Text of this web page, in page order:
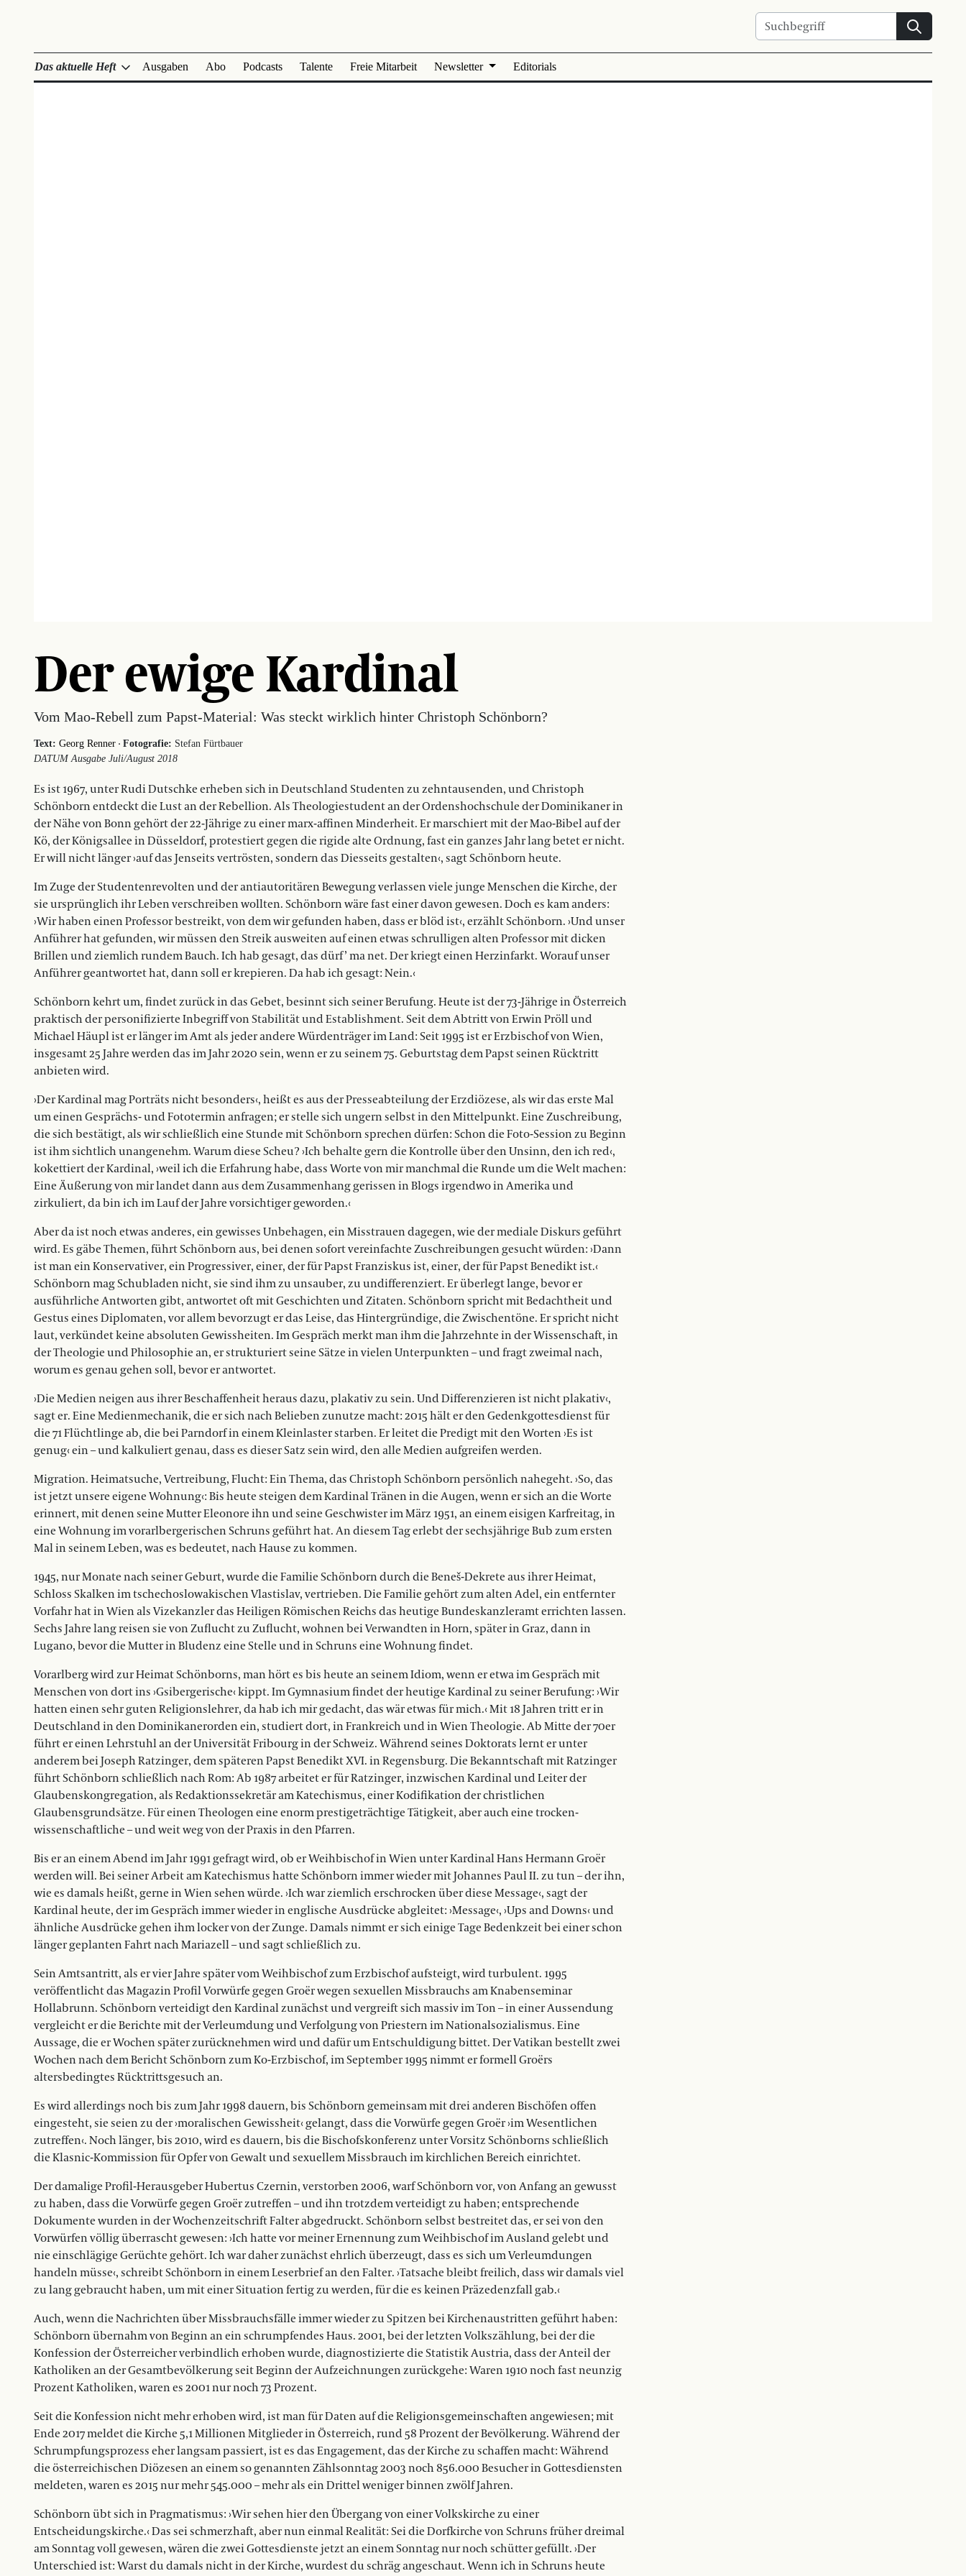
Suchen
Das aktuelle Heft Ausgaben Abo Podcasts Talente Freie Mitarbeit Newsletter Editorials
Der ewige Kardinal
Vom Mao-Rebell zum Papst-Material: Was steckt wirklich hinter Christoph Schönborn?
Text: Georg Renner · Fotografie: Stefan Fürtbauer
DATUM Ausgabe Juli/August 2018
Es ist 1967, unter Rudi Dutschke erheben sich in Deutschland Studenten zu zehntausenden, und Christoph
Schönborn entdeckt die Lust an der Rebellion. Als Theologiestudent an der Ordenshochschule der Dominikaner in
der Nähe von Bonn gehört der 22-Jährige zu einer marx-affinen Minderheit. Er marschiert mit der Mao-Bibel auf der
Kö, der Königsallee in Düsseldorf, protestiert gegen die rigide alte Ordnung, fast ein ganzes Jahr lang betet er nicht.
Er will nicht länger ›auf das Jenseits vertrösten, sondern das Diesseits gestalten‹, sagt Schönborn heute.
Im Zuge der Studentenrevolten und der antiautoritären Bewegung verlassen viele junge Menschen die Kirche, der
sie ursprünglich ihr Leben verschreiben wollten. Schönborn wäre fast einer davon gewesen. Doch es kam anders:
›Wir haben einen Professor bestreikt, von dem wir gefunden haben, dass er blöd ist‹, erzählt Schönborn. ›Und unser
Anführer hat gefunden, wir müssen den Streik ausweiten auf einen etwas schrulligen alten Professor mit dicken
Brillen und ziemlich rundem Bauch. Ich hab gesagt, das dürf’ ma net. Der kriegt einen Herzinfarkt. Worauf unser
Anführer geantwortet hat, dann soll er krepieren. Da hab ich gesagt: Nein.‹
Schönborn kehrt um, findet zurück in das Gebet, besinnt sich seiner Berufung. Heute ist der 73-Jährige in Österreich
praktisch der personifizierte Inbegriff von Stabilität und Establishment. Seit dem Abtritt von Erwin Pröll und
Michael Häupl ist er länger im Amt als jeder andere Würdenträger im Land: Seit 1995 ist er Erzbischof von Wien,
insgesamt 25 Jahre werden das im Jahr 2020 sein, wenn er zu seinem 75. Geburtstag dem Papst seinen Rücktritt
anbieten wird.
›Der Kardinal mag Porträts nicht besonders‹, heißt es aus der Presseabteilung der Erzdiözese, als wir das erste Mal
um einen Gesprächs- und Fototermin anfragen; er stelle sich ungern selbst in den Mittelpunkt. Eine Zu­schreibung,
die sich bestätigt, als wir schließlich eine Stunde mit Schönborn sprechen dürfen: Schon die Foto-Session zu Beginn
ist ihm sichtlich unangenehm. Warum diese Scheu? ›Ich behalte gern die Kontrolle über den Unsinn, den ich red‹,
kokettiert der Kardinal, ›weil ich die Erfahrung habe, dass Worte von mir manchmal die Runde um die Welt machen:
Eine Äußerung von mir landet dann aus dem Zusammenhang gerissen in Blogs irgendwo in Amerika und
zirkuliert, da bin ich im Lauf der Jahre vorsichtiger geworden.‹
Aber da ist noch etwas anderes, ein gewisses Unbehagen, ein Misstrauen dagegen, wie der mediale Diskurs geführt
wird. Es gäbe Themen, führt Schönborn aus, bei denen sofort vereinfachte Zuschreibungen gesucht würden: ›Dann
ist man ein Konservativer, ein Progressiver, einer, der für Papst Franziskus ist, einer, der für Papst Benedikt ist.‹
Schönborn mag Schubladen nicht, sie sind ihm zu unsauber, zu undifferenziert. Er überlegt lange, bevor er
ausführliche Antworten gibt, antwortet oft mit Geschichten und Zitaten. Schönborn spricht mit Bedachtheit und
Gestus eines Diplomaten, vor allem bevorzugt er das Leise, das Hintergründige, die Zwischentöne. Er spricht nicht
laut, verkündet keine absoluten Gewissheiten. Im Gespräch merkt man ihm die Jahrzehnte in der Wissenschaft, in
der Theologie und Philosophie an, er strukturiert seine Sätze in vielen Unterpunkten – und fragt zweimal nach,
worum es genau gehen soll, bevor er antwortet.
›Die Medien neigen aus ihrer Beschaffenheit heraus dazu, plakativ zu sein. Und Differenzieren ist nicht plakativ‹,
sagt er. Eine Medienmechanik, die er sich nach Belieben zunutze macht: 2015 hält er den Gedenkgottesdienst für
die 71 Flüchtlinge ab, die bei Parndorf in einem Kleinlaster starben. Er leitet die Predigt mit den Worten ›Es ist
genug‹ ein – und kalkuliert genau, dass es dieser Satz sein wird, den alle Medien aufgreifen werden.
Migration. Heimatsuche, Vertreibung, Flucht: Ein Thema, das Christoph Schönborn persönlich nahegeht. ›So, das
ist jetzt unsere eigene Wohnung‹: Bis heute steigen dem Kardinal Tränen in die Augen, wenn er sich an die Worte
erinnert, mit denen seine Mutter Eleonore ihn und seine Geschwister im März 1951, an einem eisigen Karfreitag, in
eine Wohnung im vorarlbergerischen ­Schruns geführt hat. An diesem Tag erlebt der sechsjährige Bub zum ersten
Mal in seinem Leben, was es bedeutet, nach Hause zu kommen.
1945, nur Monate nach seiner Geburt, wurde die Familie Schönborn durch die Beneš-Dekrete aus ihrer Heimat,
Schloss Skalken im tschechoslowakischen Vlastislav, vertrieben. Die Familie gehört zum alten Adel, ein entfernter
Vorfahr hat in Wien als Vizekanzler das Heiligen Römischen Reichs das heutige Bundeskanzleramt errichten lassen.
Sechs Jahre lang reisen sie von Zuflucht zu Zuflucht, wohnen bei Verwandten in Horn, später in Graz, dann in
Lugano, bevor die Mutter in Bludenz eine Stelle und in Schruns eine Wohnung findet.
Vorarlberg wird zur Heimat Schönborns, man hört es bis heute an seinem Idiom, wenn er etwa im Gespräch mit
Menschen von dort ins ›Gsibergerische‹ kippt. Im Gymnasium findet der heutige Kardinal zu seiner Berufung: ›Wir
hatten einen sehr guten Religionslehrer, da hab ich mir gedacht, das wär etwas für mich.‹ Mit 18 Jahren tritt er in
Deutschland in den Dominikanerorden ein, studiert dort, in Frankreich und in Wien Theologie. Ab Mitte der 70er
führt er einen Lehrstuhl an der Universität Fribourg in der Schweiz. Während seines Doktorats lernt er unter
anderem bei Joseph Ratzinger, dem späteren Papst Benedikt XVI. in Regensburg. Die Bekanntschaft mit Ratzinger
führt Schönborn schließlich nach Rom: Ab 1987 arbeitet er für Ratzinger, inzwischen Kardinal und Leiter der
Glaubenskongregation, als Redaktionssekretär am Katechismus, einer Kodifikation der christlichen
Glaubensgrundsätze. Für einen Theologen eine enorm prestigeträchtige Tätigkeit, aber auch eine trocken-
wissenschaftliche – und weit weg von der Praxis in den Pfarren.
Bis er an einem Abend im Jahr 1991 gefragt wird, ob er Weihbischof in Wien unter Kardinal Hans Hermann Groër
werden will. Bei seiner Arbeit am Katechismus hatte Schön­born immer wieder mit Johannes Paul II. zu tun – der ihn,
wie es damals heißt, gerne in Wien sehen würde. ›Ich war ziemlich erschrocken über diese Message‹, sagt der
Kardinal heute, der im Gespräch immer wieder in englische Ausdrücke abgleitet: ›Message‹, ›Ups and Downs‹ und
ähnliche Ausdrücke gehen ihm locker von der Zunge. Damals nimmt er sich einige Tage Bedenkzeit bei einer schon
länger geplanten Fahrt nach Mariazell – und sagt schließlich zu.
Sein Amtsantritt, als er vier Jahre später vom Weihbischof zum Erzbischof aufsteigt, wird turbulent. 1995
veröffentlicht das Magazin Profil Vorwürfe gegen Groër wegen sexuellen Missbrauchs am Knabenseminar
Hollabrunn. Schönborn verteidigt den Kardinal zunächst und vergreift sich massiv im Ton – in einer Aussendung
vergleicht er die Berichte mit der Verleumdung und Verfolgung von Priestern im Nationalsozialismus. Eine
Aussage, die er Wochen später zurücknehmen wird und dafür um Entschuldigung bittet. Der Vatikan bestellt zwei
Wochen nach dem Bericht Schönborn zum Ko-Erzbischof, im September 1995 nimmt er formell Groërs
altersbedingtes Rücktrittsgesuch an.
Es wird allerdings noch bis zum Jahr 1998 dauern, bis Schönborn gemeinsam mit drei anderen Bischöfen offen
eingesteht, sie seien zu der ›moralischen Gewissheit‹ gelangt, dass die Vorwürfe gegen Groër ›im Wesentlichen
zutreffen‹. Noch länger, bis 2010, wird es dauern, bis die Bischofskonferenz unter Vorsitz Schönborns schließlich
die Klasnic-Kommission für Opfer von Gewalt und sexuellem Missbrauch im kirchlichen Bereich einrichtet.
Der damalige Profil-Herausgeber Hubertus Czernin, verstorben 2006, warf Schönborn vor, von Anfang an gewusst
zu haben, dass die Vorwürfe gegen Groër zutreffen – und ihn trotzdem verteidigt zu haben; entsprechende
Dokumente wurden in der Wochenzeitschrift Falter abgedruckt. Schönborn selbst bestreitet das, er sei von den
Vorwürfen völlig überrascht gewesen: ›Ich hatte vor meiner Ernennung zum Weihbischof im Ausland gelebt und
nie einschlägige Gerüchte gehört. Ich war daher zunächst ehrlich überzeugt, dass es sich um Verleumdungen
handeln müsse‹, schreibt Schönborn in einem Leserbrief an den Falter. ›Tatsache bleibt freilich, dass wir damals viel
zu lang gebraucht haben, um mit einer Situation fertig zu werden, für die es keinen Präzedenzfall gab.‹
Auch, wenn die Nachrichten über Missbrauchsfälle immer wieder zu Spitzen bei Kirchenaustritten geführt haben:
Schönborn übernahm von Beginn an ein schrumpfendes Haus. 2001, bei der letzten Volkszählung, bei der die
Konfession der Österreicher verbindlich erhoben wurde, diagnostizierte die Statistik Austria, dass der Anteil der
Katholiken an der Gesamtbevölkerung seit Beginn der Aufzeichnungen zurückgehe: Waren 1910 noch fast neunzig
Prozent Katholiken, waren es 2001 nur noch 73 Prozent.
Seit die Konfession nicht mehr erhoben wird, ist man für Daten auf die Religionsgemeinschaften angewiesen; mit
Ende 2017 meldet die Kirche 5,1 Millionen Mitglieder in Österreich, rund 58 Prozent der Bevölkerung. Während der
Schrumpfungsprozess eher langsam passiert, ist es das Engagement, das der Kirche zu schaffen macht: Während
die österreichischen Diözesen an einem so genannten Zählsonntag 2003 noch 856.000 Besucher in Gottesdiensten
meldeten, waren es 2015 nur mehr 545.000 – mehr als ein Drittel weniger binnen zwölf Jahren.
Schönborn übt sich in Pragmatismus: ›Wir sehen hier den Übergang von einer Volkskirche zu einer
Entscheidungskirche.‹ Das sei schmerzhaft, aber nun einmal Realität: Sei die Dorfkirche von Schruns früher dreimal
am Sonntag voll gewesen, wären die zwei Gottesdienste jetzt an einem Sonntag nur noch schütter gefüllt. ›Der
Unterschied ist: Warst du damals nicht in der Kirche, wurdest du schräg angeschaut. Wenn ich in Schruns heute